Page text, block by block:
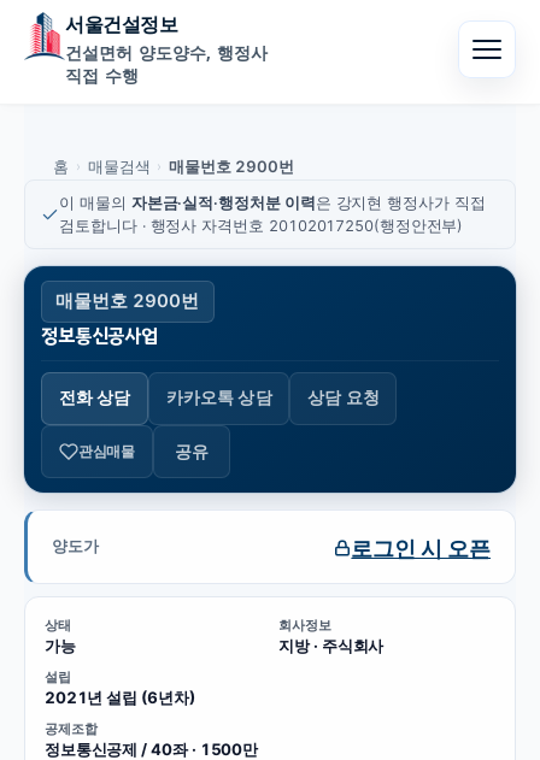
서울건설정보
건설면허 양도양수, 행정사
직접 수행
홈 › 매물검색 › 매물번호 2900번
이 매물의 자본금·실적·행정처분 이력 은 강지현 행정사가 직접
검토합니다 · 행정사 자격번호 20102017250(행정안전부)
매물번호 2900번
정보통신공사업
전화 상담 카카오톡 상담 상담 요청
관심매물 공유
양도가 로그인 시 오픈
상태
가능
회사정보
지방 · 주식회사
설립
2021년 설립 (6년차)
공제조합
정보통신공제 / 40좌 · 1500만